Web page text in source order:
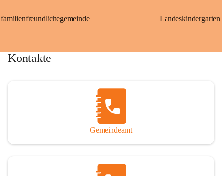
familienfreundlichegemeinde
Kontakte
Gemeindeamt